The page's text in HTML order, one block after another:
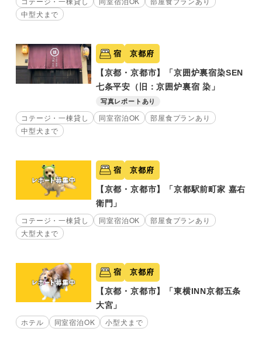
中型犬まで
宿 京都府
【京都・京都市】「京囲炉裏宿染SEN
七条平安（旧：京囲炉裏宿 染」
写真レポートあり
コテージ・一棟貸し 同室宿泊OK
部屋食プランあり
中型犬まで
宿 京都府
【京都・京都市】「京都駅前町家 嘉右
衛門」
コテージ・一棟貸し 同室宿泊OK
部屋食プランあり
大型犬まで
宿 京都府
【京都・京都市】「東横INN京都五条
大宮」
ホテル 同室宿泊OK 小型犬まで